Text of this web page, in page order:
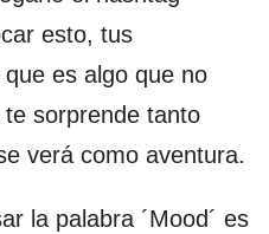
esto, tus
es algo que no
sorprende tanto
verá como aventura.
la palabra ´Mood´ es